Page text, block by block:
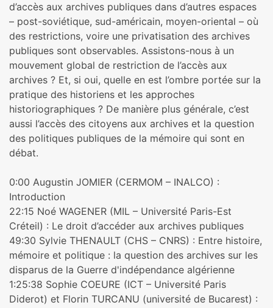
d’accès aux archives publiques dans d’autres espaces
– post-soviétique, sud-américain, moyen-oriental – où
des restrictions, voire une privatisation des archives
publiques sont observables. Assistons-nous à un
mouvement global de restriction de l’accès aux
archives ? Et, si oui, quelle en est l’ombre portée sur la
pratique des historiens et les approches
historiographiques ? De manière plus générale, c’est
aussi l’accès des citoyens aux archives et la question
des politiques publiques de la mémoire qui sont en
débat.
0:00 Augustin JOMIER (CERMOM – INALCO) :
Introduction
22:15 Noé WAGENER (MIL – Université Paris-Est
Créteil) : Le droit d’accéder aux archives publiques
49:30 Sylvie THENAULT (CHS – CNRS) : Entre histoire,
mémoire et politique : la question des archives sur les
disparus de la Guerre d'indépendance algérienne
1:25:38 Sophie COEURE (ICT – Université Paris
Diderot) et Florin TURCANU (université de Bucarest) :